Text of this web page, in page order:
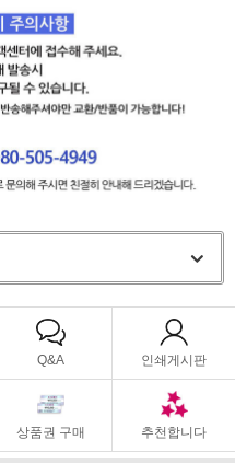
Q&A 인쇄게시판
상품권 구매 추천합니다